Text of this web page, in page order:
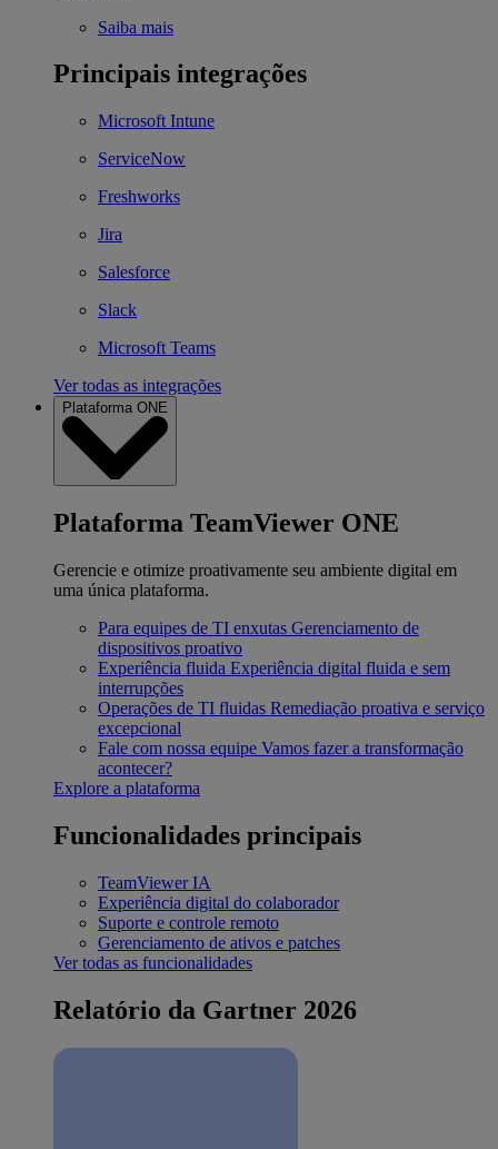
Saiba mais
Principais integrações
Microsoft Intune
ServiceNow
Freshworks
Jira
Salesforce
Slack
Microsoft Teams
Ver todas as integrações
Plataforma ONE
Plataforma TeamViewer ONE
Gerencie e otimize proativamente seu ambiente digital em
uma única plataforma.
Para equipes de TI enxutas Gerenciamento de
dispositivos proativo
Experiência fluida Experiência digital fluida e sem
interrupções
Operações de TI fluidas Remediação proativa e serviço
excepcional
Fale com nossa equipe Vamos fazer a transformação
acontecer?
Explore a plataforma
Funcionalidades principais
TeamViewer IA
Experiência digital do colaborador
Suporte e controle remoto
Gerenciamento de ativos e patches
Ver todas as funcionalidades
Relatório da Gartner 2026